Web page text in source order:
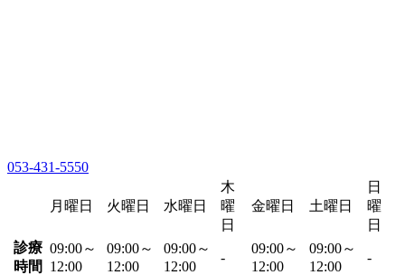
053-431-5550
月曜日 火曜日 水曜日
木
曜
日
金曜日 土曜日
日
曜
日
診療
時間
09:00～
12:00
09:00～
12:00
09:00～
12:00
-
09:00～
12:00
09:00～
12:00
-